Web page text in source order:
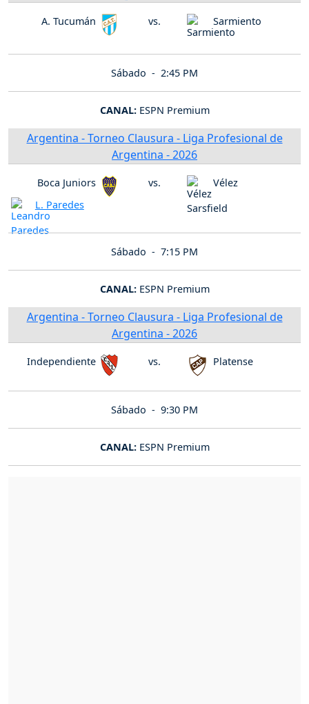
A. Tucumán vs. Sarmiento
Sábado - 2:45 PM
CANAL: ESPN Premium
Argentina - Torneo Clausura - Liga Profesional de
Argentina - 2026
Boca Juniors
L. Paredes
vs. Vélez
Sábado - 7:15 PM
CANAL: ESPN Premium
Argentina - Torneo Clausura - Liga Profesional de
Argentina - 2026
Independiente vs. Platense
Sábado - 9:30 PM
CANAL: ESPN Premium